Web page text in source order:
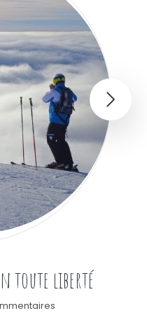
toute liberté